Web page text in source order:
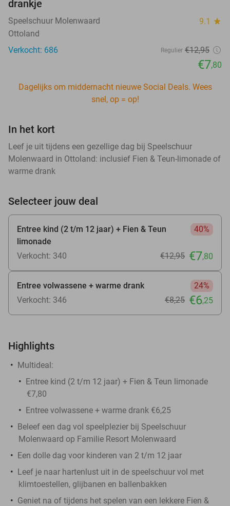
drankje
Speelschuur Molenwaard 9.1 star
Ottoland
Verkocht: 686
Regulier €12,95
€7,80
Dagelijks om middernacht nieuwe Social Deals. Wees
snel, op = op!
In het kort
Leef je uit tijdens een gezellige dag bij Speelschuur
Molenwaard in Ottoland: inclusief Fien & Teun-limonade of
warme drank
Selecteer jouw deal
Entree kind (2 t/m 12 jaar) + Fien & Teun
limonade
40%
Verkocht: 340 €12,95 €7,80
Entree volwassene + warme drank
24%
Verkocht: 346
€8,25 €6,25
Highlights
Multideal:
Entree kind (2 t/m 12 jaar) + Fien & Teun limonade
€7,80
Entree volwassene + warme drank €6,25
Beleef een dag vol speelplezier bij Speelschuur
Molenwaard op Familie Resort Molenwaard
Een dolle dag voor kinderen van 2 t/m 12 jaar
Leef je naar hartenlust uit in de speelschuur vol met
klimtoestellen, glijbanen en ballenbakken
Geniet na of tijdens het spelen van een lekkere Fien &